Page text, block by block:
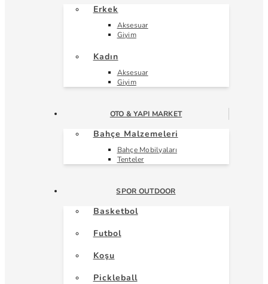
Erkek
Aksesuar
Giyim
Kadın
Aksesuar
Giyim
OTO & YAPI MARKET
Bahçe Malzemeleri
Bahçe Mobilyaları
Tenteler
SPOR OUTDOOR
Basketbol
Futbol
Koşu
Pickleball